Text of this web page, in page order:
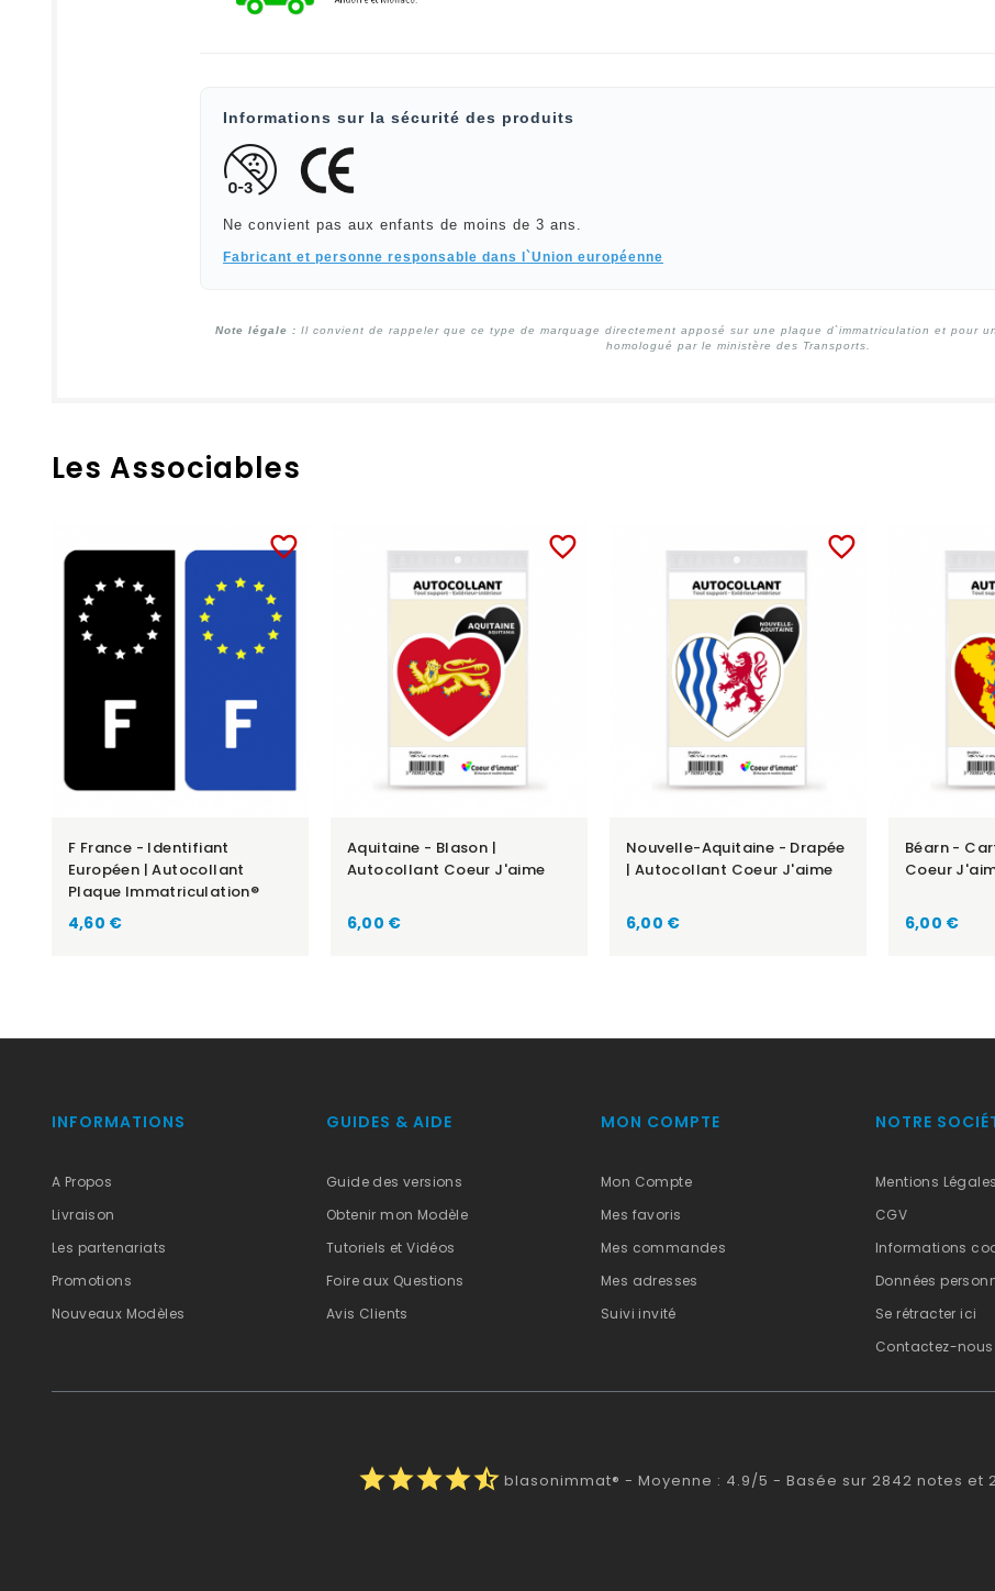
Informations sur la sécurité des produits
Ne convient pas aux enfants de moins de 3 ans.
Fabricant et personne responsable dans l`Union européenne
Note légale : Il convient de rappeler que ce type de marquage directement apposé sur une plaque d`immatriculation et pour
homologué par le ministère des Transports.
Les Associables
favorite_border
F France - Identifiant
Européen | Autocollant
Plaque Immatriculation®
Prix
4,60 €
favorite_border
Aquitaine - Blason |
Autocollant Coeur J'aime
Prix
6,00 €
favorite_border
Nouvelle-Aquitaine - Drapée
| Autocollant Coeur J'aime
Prix
6,00 €
Béarn -
Coeur
Prix
6,00 €
INFORMATIONS
A Propos
Livraison
Les partenariats
Promotions
Nouveaux Modèles
GUIDES & AIDE
Guide des versions
Obtenir mon Modèle
Tutoriels et Vidéos
Foire aux Questions
Avis Clients
MON COMPTE
Mon Compte
Mes favoris
Mes commandes
Mes adresses
Suivi invité
NOTRE
Mentions Légales
CGV
Informations
Données
Se rétracter ici
Contactez-nous
starstarstarstarstar_half blasonimmat® - Moyenne : 4.9/5 - Basée sur 2842 notes et